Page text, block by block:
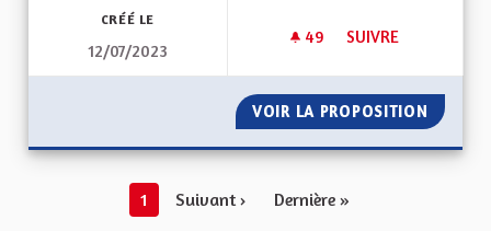
CRÉÉ LE
12/07/2023
49 49 ABONNÉS
SUIVRE
VOIR LA PROPOSITION
1 Suivant › Dernière »